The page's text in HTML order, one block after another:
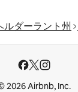
ルダーラント州
2026 Airbnb, Inc.